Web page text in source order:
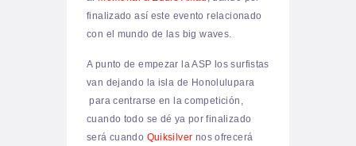
finalizado así este evento relacionado
con el mundo de las big waves.
A punto de empezar la ASP los surfistas
van dejando la isla de Honolulupara
para centrarse en la competición,
cuando todo se dé ya por finalizado
será cuando Quiksilver nos ofrecerá